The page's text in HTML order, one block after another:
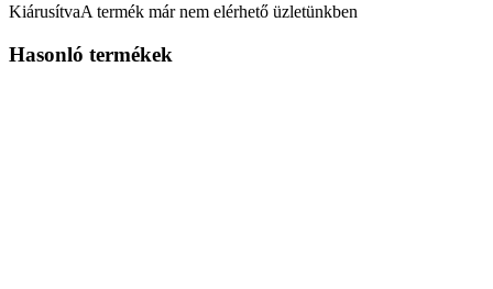
KiárusítvaA termék már nem elérhető üzletünkben
Hasonló termékek